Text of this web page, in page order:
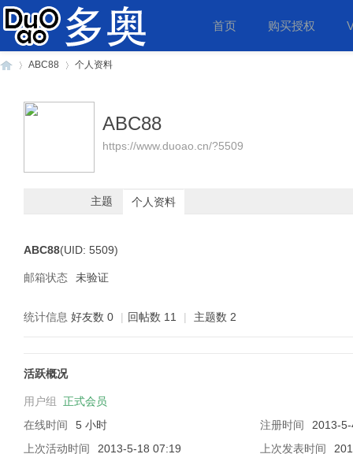
首页 购买授权
ABC88 个人资料
ABC88
https://www.duoao.cn/?5509
主题 个人资料
ABC88(UID: 5509)
邮箱状态 未验证
统计信息 好友数 0 | 回帖数 11 | 主题数 2
活跃概况
用户组 正式会员
在线时间
5 小时 注册时间
2013-
上次活动时间
2013-5-18 07:19 上次发表时间